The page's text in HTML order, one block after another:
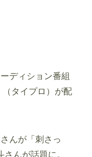
ディション番組
（タイプロ）が配
んが「刺さっ
んが話題に。